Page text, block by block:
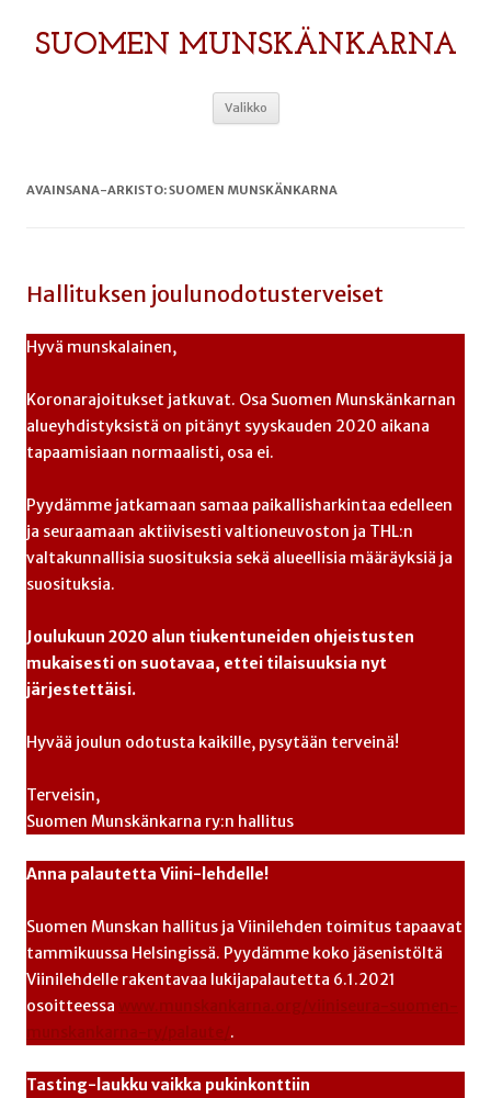
SUOMEN MUNSKÄNKARNA
Valikko Siirry
AVAINSANA-ARKISTO:SUOMEN MUNSKÄNKARNA
Hallituksen joulunodotusterveiset
Hyvä munskalainen,
Koronarajoitukset jatkuvat. Osa Suomen Munskänkarnan
alueyhdistyksistä on pitänyt syyskauden 2020 aikana
tapaamisiaan normaalisti, osa ei.
Pyydämme jatkamaan samaa paikallisharkintaa edelleen
ja seuraamaan aktiivisesti valtioneuvoston ja THL:n
valtakunnallisia suosituksia sekä alueellisia määräyksiä ja
suosituksia.
Joulukuun 2020 alun tiukentuneiden ohjeistusten
mukaisesti on suotavaa, ettei tilaisuuksia nyt
järjestettäisi.
Hyvää joulun odotusta kaikille, pysytään terveinä!
Terveisin,
Suomen Munskänkarna ry:n hallitus
Anna palautetta Viini-lehdelle!
Suomen Munskan hallitus ja Viinilehden toimitus tapaavat
tammikuussa Helsingissä. Pyydämme koko jäsenistöltä
Viinilehdelle rakentavaa lukijapalautetta 6.1.2021
osoitteessa www.munskankarna.org/viiniseura-suomen-
munskankarna-ry/palaute/.
Tasting-laukku vaikka pukinkonttiin